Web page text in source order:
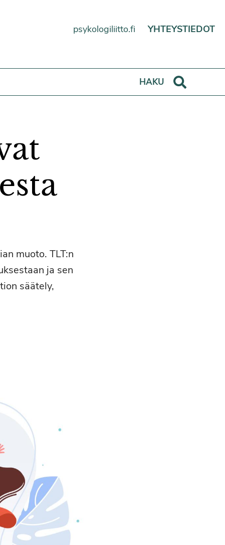
psykologiliitto.fi
YHTEYSTIEDOT
HAKU
muoto. TLT:n
ja sen
säätely,